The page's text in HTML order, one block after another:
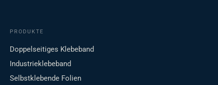
PRODUKTE
Doppelseitiges Klebeband
Industrieklebeband
Selbstklebende Folien